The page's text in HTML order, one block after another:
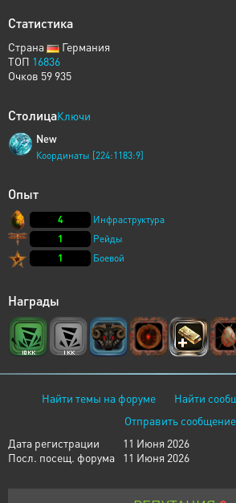
Статистика
Страна
Германия
ТОП 16836
Очков 59 935
СтолицаКлючи
New
Координаты [224:1183:9]
Опыт
4
Инфраструктура
1
Рейды
1
Боевой
Награды
Найти темы на форуме
Найти
Отправить сообщение
Дата регистрации
11 Июня 2026
Посл. посещ. форума
11 Июня 2026